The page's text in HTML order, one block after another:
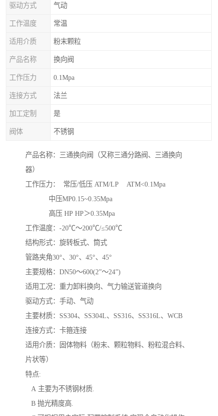
驱动方式 气动
工作温度 常温
适用介质 粉末颗粒
产品名称 换向阀
工作压力 0.1Mpa
连接方式 法兰
加工定制 是
阀体 不锈钢
产品名称：三通换向阀（又称三通分路阀、三通换向
器）
工作压力： 常压/低压 ATM/LP ATM<0.1Mpa
中压MP0.15~0.35Mpa
高压 HP HP＞0.35Mpa
工作温度：-20℃～200℃/≤500℃
结构形式：旋转板式、筒式
管路夹角30°、30°、45°、45°
主要规格：DN50～600(2”～24”)
适用工况：重力卸料换向、气力输送管道换向
驱动方式：手动、气动
主要材质：SS304、SS304L、SS316、SS316L、WCB
连接方式：卡箍连接
适用介质：固体物料（粉末、颗粒物料、粉粒混合料、
片状等）
特点:
A 主要为不锈钢材质.
B 抛光精度高.